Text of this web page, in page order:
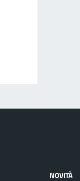
NOVITÀ